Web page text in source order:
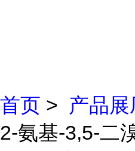
首页 > 产品展
2-氨基-3,5-二